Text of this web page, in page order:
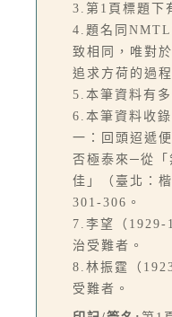
3.第1頁標題下
4.題名同
致相同，唯對
追求方荷的過
5.本筆資料有
6.本筆資料收
一：回頭迢遞
否極泰來─從「
佳」（臺北：
301-306。
7.李望（1929-
治受難者。
8.林振霆（
受難者。